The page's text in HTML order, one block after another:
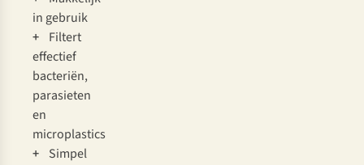
in gebruik
+ Filtert
effectief
bacteriën,
parasieten
en
microplastics
+ Simpel